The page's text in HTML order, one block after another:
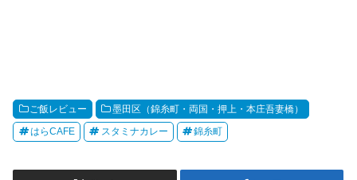
ご飯レビュー 墨田区（錦糸町・両国・押上・本庄吾妻橋）
はらCAFE スタミナカレー 錦糸町